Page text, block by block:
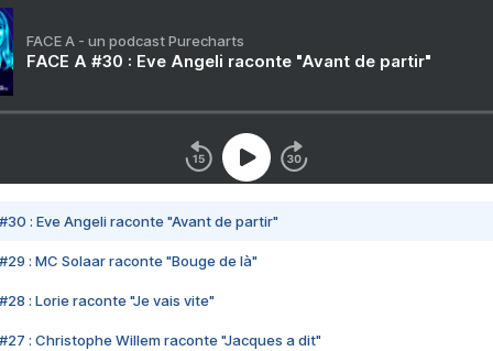
FACE A - un podcast Purecharts
FACE A #30 : Eve Angeli raconte "Avant de partir"
#30 : Eve Angeli raconte "Avant de partir"
#29 : MC Solaar raconte "Bouge de là"
#28 : Lorie raconte "Je vais vite"
#27 : Christophe Willem raconte "Jacques a dit"